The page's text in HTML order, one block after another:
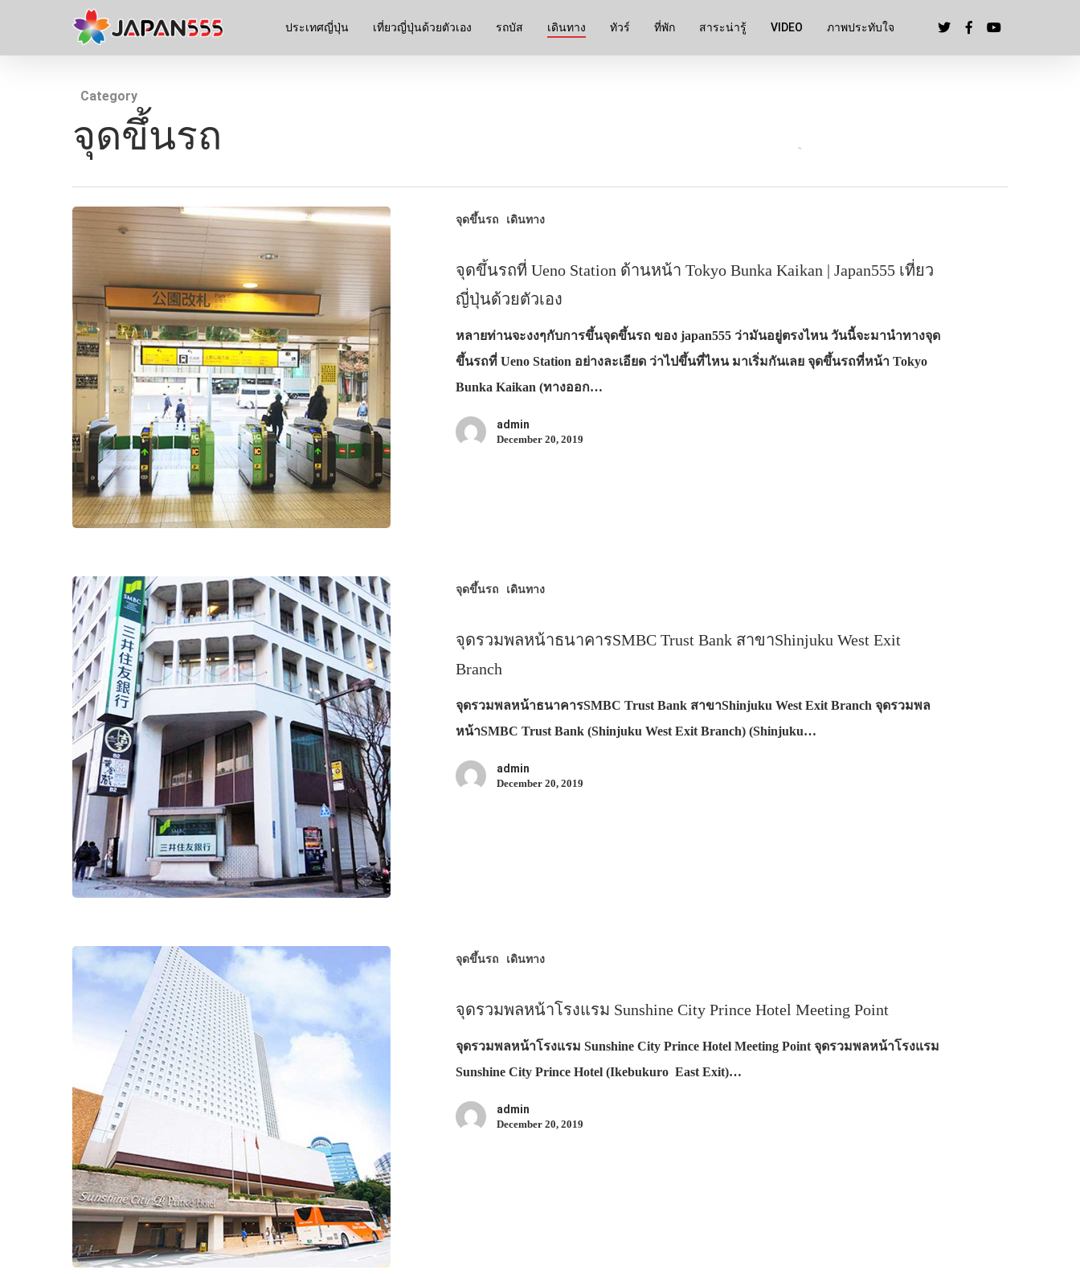
ประเทศญี่ปุ่น เที่ยวญี่ปุ่นด้วยตัวเอง รถบัส เดินทาง ทัวร์ ที่พัก สาระน่ารู้ VIDEO ภาพประทับใจ
Category
จุดขึ้นรถ
จุดขึ้นรถ เดินทาง
จุดขึ้นรถที่ Ueno Station ด้านหน้า Tokyo Bunka Kaikan | Japan555 เที่ยว
ญี่ปุ่นด้วยตัวเอง
หลายท่านจะงงๆกับการขึ้นจุดขึ้นรถ ของ japan555 ว่ามันอยู่ตรงไหน วันนี้จะมานำทางจุด
ขึ้นรถที่ Ueno Station อย่างละเอียด ว่าไปขึ้นที่ไหน มาเริ่มกันเลย จุดขึ้นรถที่หน้า Tokyo
Bunka Kaikan (ทางออก…
admin
December 20, 2019
จุดขึ้นรถ เดินทาง
จุดรวมพลหน้าธนาคารSMBC Trust Bank สาขาShinjuku West Exit
Branch
จุดรวมพลหน้าธนาคารSMBC Trust Bank สาขาShinjuku West Exit Branch จุดรวมพล
หน้าSMBC Trust Bank (Shinjuku West Exit Branch) (Shinjuku…
admin
December 20, 2019
จุดขึ้นรถ เดินทาง
จุดรวมพลหน้าโรงแรม Sunshine City Prince Hotel Meeting Point
จุดรวมพลหน้าโรงแรม Sunshine City Prince Hotel Meeting Point จุดรวมพลหน้าโรงแรม
Sunshine City Prince Hotel (Ikebukuro East Exit)…
admin
December 20, 2019